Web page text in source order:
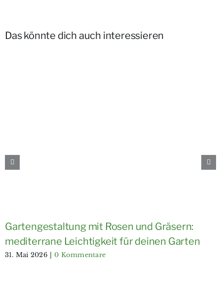
Das könnte dich auch interessieren
Gartengestaltung mit Rosen und Gräsern:
mediterrane Leichtigkeit für deinen Garten
31. Mai 2026 | 0 Kommentare